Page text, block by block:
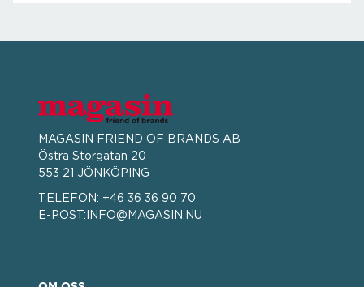
MAGASIN FRIEND OF BRANDS AB
Östra Storgatan 20
553 21 JÖNKÖPING
TELEFON: +46 36 36 90 70
E-POST: INFO@MAGASIN.NU